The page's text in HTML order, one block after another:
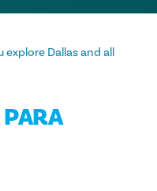
Dallas and all